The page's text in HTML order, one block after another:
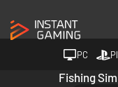
PC
Fishing